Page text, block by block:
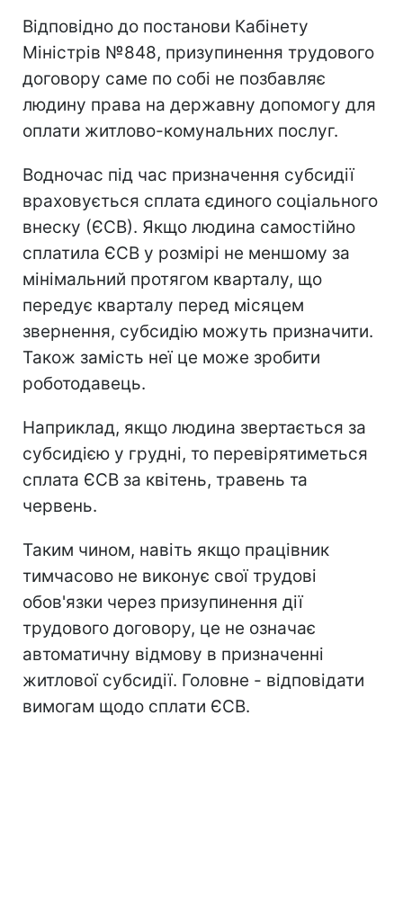
Відповідно до постанови Кабінету
Міністрів №848, призупинення трудового
договору саме по собі не позбавляє
людину права на державну допомогу для
оплати житлово-комунальних послуг.
Водночас під час призначення субсидії
враховується сплата єдиного соціального
внеску (ЄСВ). Якщо людина самостійно
сплатила ЄСВ у розмірі не меншому за
мінімальний протягом кварталу, що
передує кварталу перед місяцем
звернення, субсидію можуть призначити.
Також замість неї це може зробити
роботодавець.
Наприклад, якщо людина звертається за
субсидією у грудні, то перевірятиметься
сплата ЄСВ за квітень, травень та
червень.
Таким чином, навіть якщо працівник
тимчасово не виконує свої трудові
обов'язки через призупинення дії
трудового договору, це не означає
автоматичну відмову в призначенні
житлової субсидії. Головне - відповідати
вимогам щодо сплати ЄСВ.